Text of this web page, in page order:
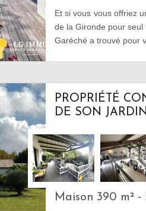
Et si vous vous offriez
de la Gironde pour
Garéché a trouvé pour
PROPRIÉTÉ
DE SON JARDIN
Maison 390 m² -